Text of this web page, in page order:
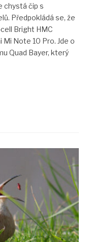
chystá čip s
Předpokládá se, že
Bright HMC
Mi Note 10 Pro. Jde o
Quad Bayer, který